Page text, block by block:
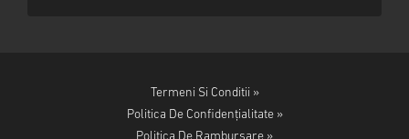
Termeni Si Conditii »
Politica De Confidențialitate »